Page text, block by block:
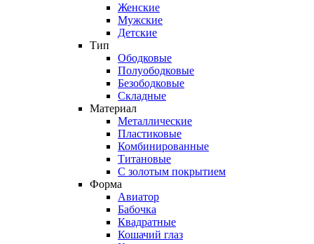
Женские
Мужские
Детские
Тип
Ободковые
Полуободковые
Безободковые
Складные
Материал
Металлические
Пластиковые
Комбинированные
Титановые
С золотым покрытием
Форма
Авиатор
Бабочка
Квадратные
Кошачий глаз